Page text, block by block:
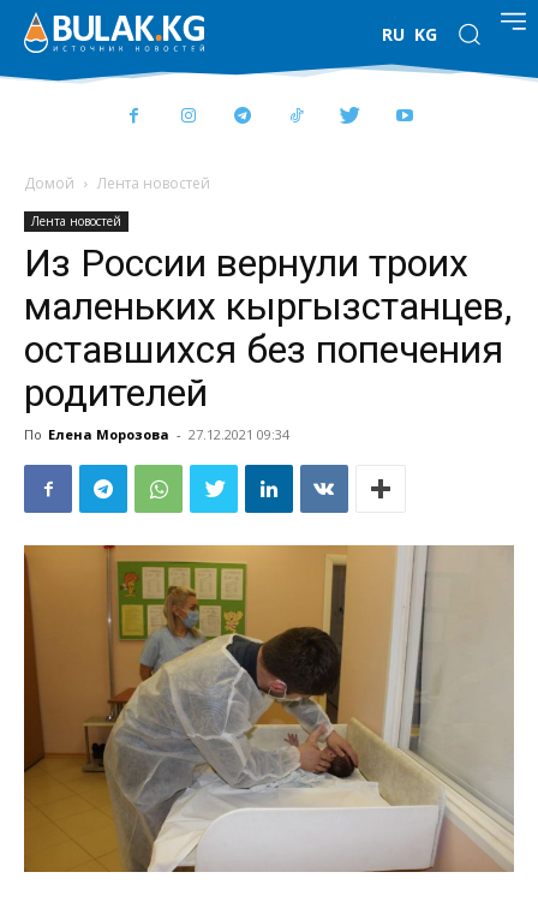
RU KG
Домой Лента новостей
Лента новостей
Из России вернули троих
маленьких кыргызстанцев,
оставшихся без попечения
родителей
По Елена Морозова - 27.12.2021 09:34